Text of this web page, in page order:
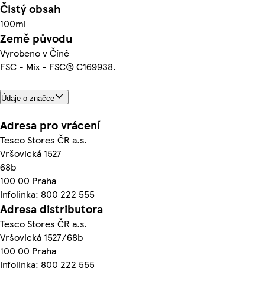
Čistý obsah
100ml
Země původu
Vyrobeno v Číně
FSC - Mix - FSC® C169938.
Údaje o značce
Adresa pro vrácení
Tesco Stores ČR a.s.
Vršovická 1527
68b
100 00 Praha
Infolinka: 800 222 555
Adresa distributora
Tesco Stores ČR a.s.
Vršovická 1527/68b
100 00 Praha
Infolinka: 800 222 555